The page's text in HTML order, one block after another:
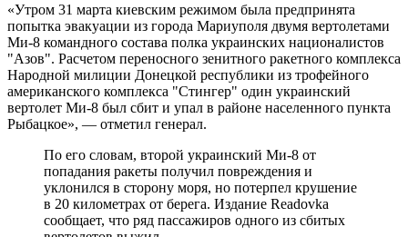
«Утром 31 марта киевским режимом была предпринята
попытка эвакуации из города Мариуполя двумя вертолетами
Ми-8 командного состава полка украинских националистов
"Азов". Расчетом переносного зенитного ракетного комплекса
Народной милиции Донецкой республики из трофейного
американского комплекса "Стингер" один украинский
вертолет Ми-8 был сбит и упал в районе населенного пункта
Рыбацкое», — отметил генерал.
По его словам, второй украинский Ми-8 от
попадания ракеты получил повреждения и
уклонился в сторону моря, но потерпел крушение
в 20 километрах от берега. Издание Readovka
сообщает, что ряд пассажиров одного из сбитых